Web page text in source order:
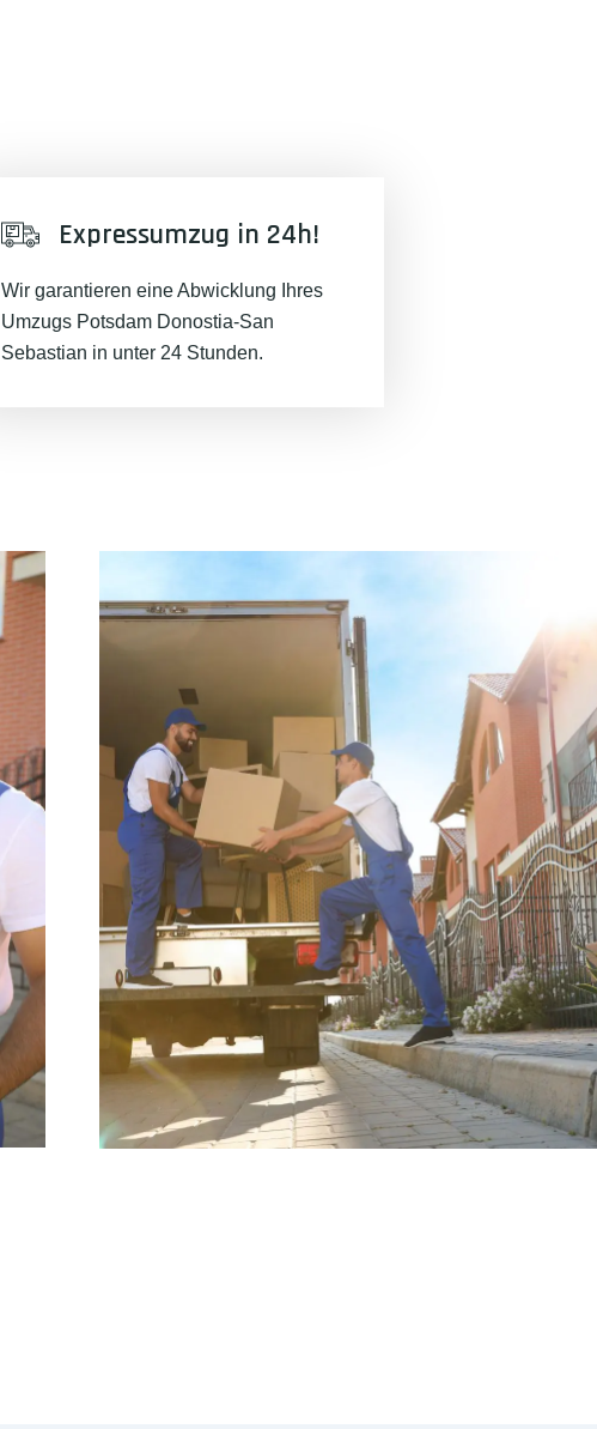
Expressumzug in 24h!
Wir garantieren eine Abwicklung Ihres
Umzugs Potsdam Donostia-San
Sebastian in unter 24 Stunden.